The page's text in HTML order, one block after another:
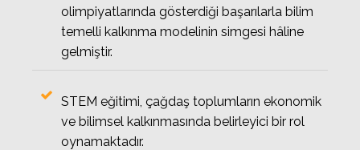
olimpiyatlarında gösterdiği başarılarla bilim
temelli kalkınma modelinin simgesi hâline
gelmiştir.
STEM eğitimi, çağdaş toplumların ekonomik
ve bilimsel kalkınmasında belirleyici bir rol
oynamaktadır.